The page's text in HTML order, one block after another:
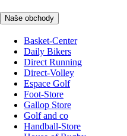
Naše obchody
Basket-Center
Daily Bikers
Direct Running
Direct-Volley
Espace Golf
Foot-Store
Gallop Store
Golf and co
Handball-Store